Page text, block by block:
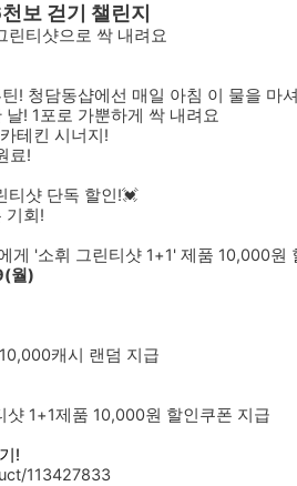
보 걷기 챌린지
린티샷으로 싹 내려요
! 청담동샵에선 매일 아침 이 물을 마
! 1포로 가뿐하게 싹 내려요
테킨 시너지!
료!
티샷 단독 할인!💓
기회!
게 '소휘 그린티샷 1+1' 제품 10,000원
월)
캐시 랜덤 지급
1+1제품 10,000원 할인쿠폰 지급
!
113427833